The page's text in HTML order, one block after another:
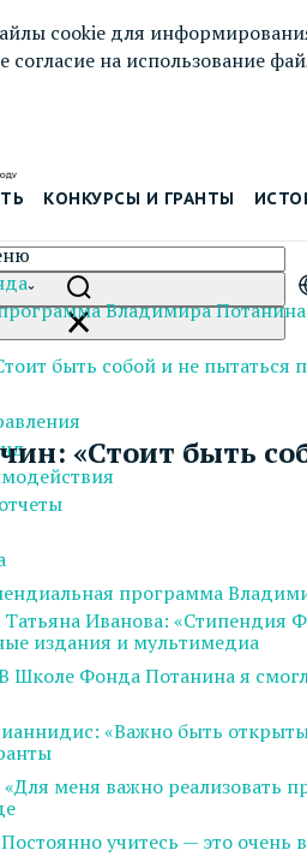
cookie для
согласие на использование
КОНКУРСЫ И ГРАНТЫ
издания и мультимедиа
Владимира Потанина
быть собой и не пытаться
«Стоит быть
программа
Татьяна Иванова: «Стипендия
Школе Фонда Потанина я
«Важно быть
меня важно реализовать
учитесь — это